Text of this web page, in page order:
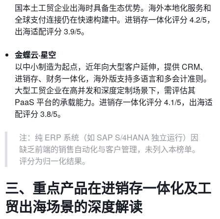
国本土工贸企业出海时具备生态优势。海外本地化服务和
全球支付连接仍在快速构建中。进销存一体化评分 4.2/5，
出海适配评分 3.9/5。
金蝶云·星空
以中小制造为起点，近年向大型客户延伸，提供 CRM、
进销存、财务一体化，海外版支持多语言和多会计准则。
大型工贸企业在高并发和深度定制场景下，需评估其
PaaS 平台的承载能力。进销存一体化评分 4.1/5，出海适
配评分 3.8/5。
注：纯 ERP 系统（如 SAP S/4HANA 独立运行）因
缺乏前端的销售自动化与客户管理，未列入本榜单。
评分为归一化结果。
三、重点产品在进销存一体化及工
贸出海场景的深度解读